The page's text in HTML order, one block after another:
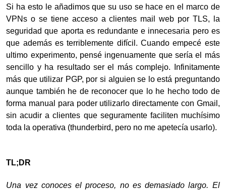
Si ha esto le añadimos que su uso se hace en el marco de
VPNs o se tiene acceso a clientes mail web por TLS, la
seguridad que aporta es redundante e innecesaria pero es
que además es terriblemente difícil. Cuando empecé este
ultimo experimento, pensé ingenuamente que sería el más
sencillo y ha resultado ser el más complejo. Infinitamente
más que utilizar PGP, por si alguien se lo está preguntando
aunque también he de reconocer que lo he hecho todo de
forma manual para poder utilizarlo directamente con Gmail,
sin acudir a clientes que seguramente faciliten muchísimo
toda la operativa (thunderbird, pero no me apetecía usarlo).
TL;DR
Una vez conoces el proceso, no es demasiado largo. El